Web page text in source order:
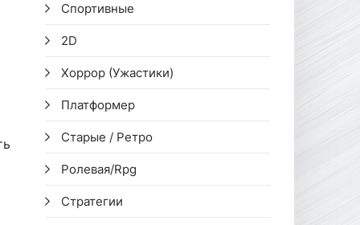
Спортивные
2D
Хоррор (Ужастики)
Платформер
Старые / Ретро
Ролевая/Rpg
Стратегии